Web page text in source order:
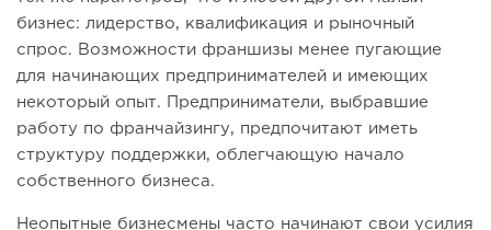
бизнес: лидерство, квалификация и рыночный
спрос. Возможности франшизы менее пугающие
для начинающих предпринимателей и имеющих
некоторый опыт. Предприниматели, выбравшие
работу по франчайзингу, предпочитают иметь
структуру поддержки, облегчающую начало
собственного бизнеса.
Неопытные бизнесмены часто начинают свои усилия